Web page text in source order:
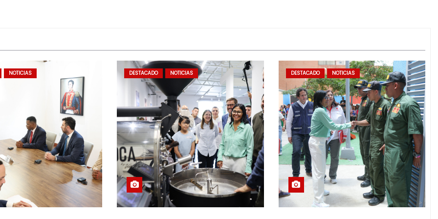
NOTICIAS DESTACADO NOTICIAS DESTACADO NOTICIAS